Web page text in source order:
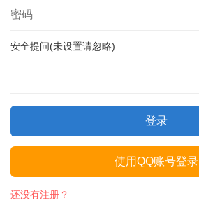
安全提问(未设置请忽略)
登录
使用QQ账号登录
还没有注册？